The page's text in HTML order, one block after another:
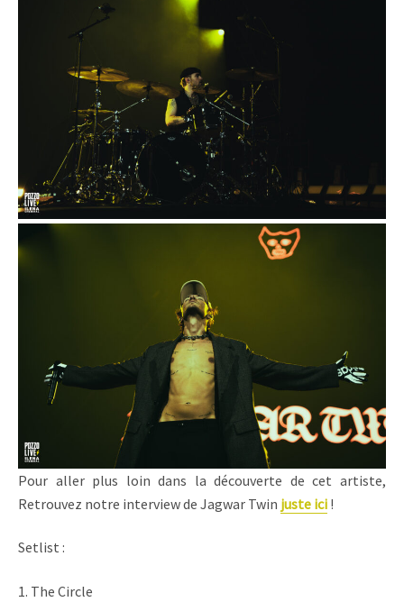
Pour aller plus loin dans la découverte de cet artiste,
Retrouvez notre interview de Jagwar Twin juste ici !
Setlist :
1. The Circle